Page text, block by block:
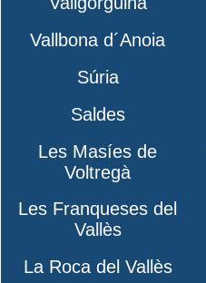
Vallbona d´Anoia
Súria
Saldes
Les Masíes de
Voltregà
Les Franqueses del
Vallès
La Roca del Vallès